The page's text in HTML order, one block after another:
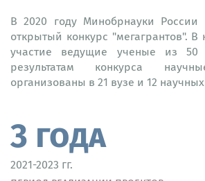
В 2020 году Минобрнауки России
открытый конкурс "мегагрантов". В
участие ведущие ученые из
результатам конкурса
организованы в 21 вузе и 12
3 года
2021-2023 гг.